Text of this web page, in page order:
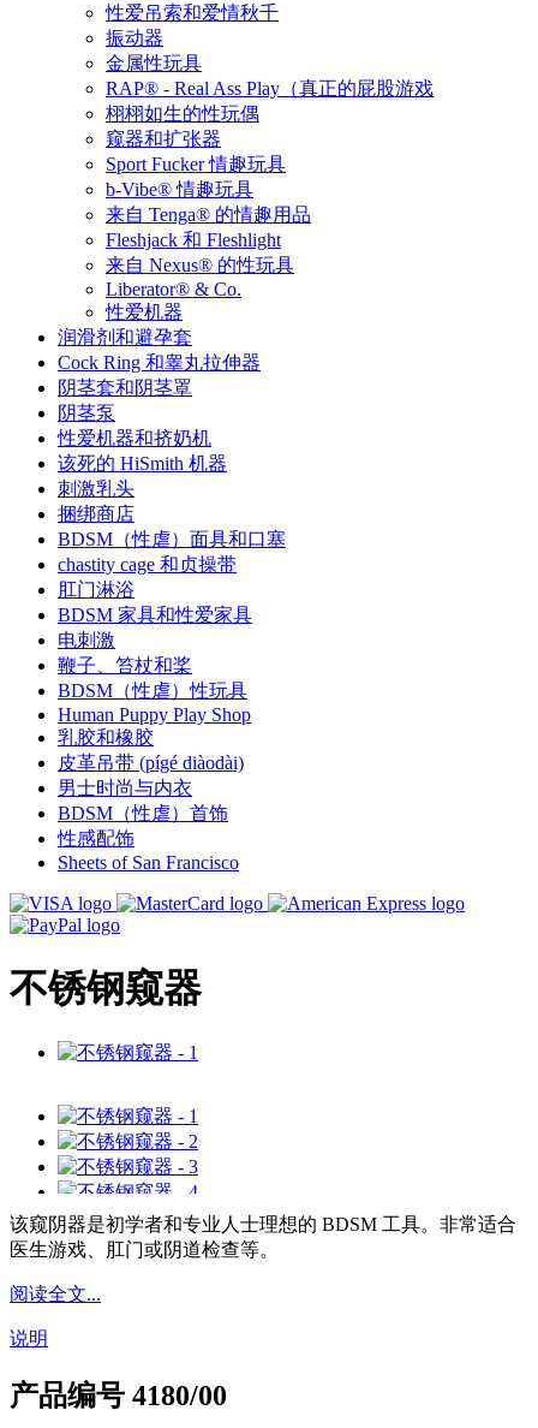
性爱吊索和爱情秋千
振动器
金属性玩具
RAP® - Real Ass Play（真正的屁股游戏
栩栩如生的性玩偶
窥器和扩张器
Sport Fucker 情趣玩具
b-Vibe® 情趣玩具
来自 Tenga® 的情趣用品
Fleshjack 和 Fleshlight
来自 Nexus® 的性玩具
Liberator® & Co.
性爱机器
润滑剂和避孕套
Cock Ring 和睾丸拉伸器
阴茎套和阴茎罩
阴茎泵
性爱机器和挤奶机
该死的 HiSmith 机器
刺激乳头
捆绑商店
BDSM（性虐）面具和口塞
chastity cage 和贞操带
肛门淋浴
BDSM 家具和性爱家具
电刺激
鞭子、笞杖和桨
BDSM（性虐）性玩具
Human Puppy Play Shop
乳胶和橡胶
皮革吊带 (pígé diàodài)
男士时尚与内衣
BDSM（性虐）首饰
性感配饰
Sheets of San Francisco
不锈钢窥器
该窥阴器是初学者和专业人士理想的 BDSM 工具。非常适合
医生游戏、肛门或阴道检查等。
阅读全文...
说明
产品编号 4180/00